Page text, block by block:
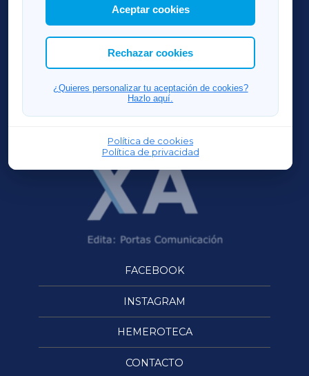
Asimismo, puedes personalizar la elección de
las cookies que deseas permitir.
Aceptar cookies
Rechazar cookies
¿Quieres personalizar tu aceptación de cookies?
Hazlo aquí.
Política de cookies
Política de privacidad
RIBEIRASACRAXA
ACORUÑAXA
FERROLXA
OURENSEXA
FACEBOOK
INSTAGRAM
HEMEROTECA
CONTACTO